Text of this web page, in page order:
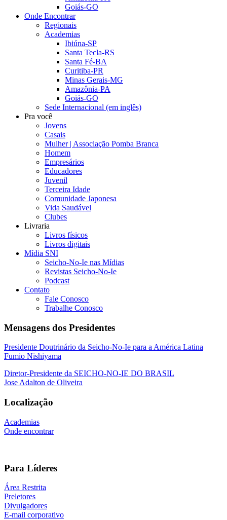
Goiás-GO
Onde Encontrar
Regionais
Academias
Ibiúna-SP
Santa Tecla-RS
Santa Fé-BA
Curitiba-PR
Minas Gerais-MG
Amazônia-PA
Goiás-GO
Sede Internacional (em inglês)
Pra você
Jovens
Casais
Mulher | Associação Pomba Branca
Homem
Empresários
Educadores
Juvenil
Terceira Idade
Comunidade Japonesa
Vida Saudável
Clubes
Livraria
Livros físicos
Livros digitais
Mídia SNI
Seicho-No-Ie nas Mídias
Revistas Seicho-No-Ie
Podcast
Contato
Fale Conosco
Trabalhe Conosco
Mensagens dos Presidentes
Presidente Doutrinário da Seicho-No-Ie para a América Latina
Fumio Nishiyama
Diretor-Presidente da SEICHO-NO-IE DO BRASIL
Jose Adalton de Oliveira
Localização
Academias
Onde encontrar
Para Líderes
Área Restrita
Preletores
Divulgadores
E-mail corporativo